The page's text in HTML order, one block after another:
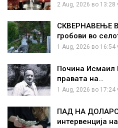
2 Aug, 2026 во 13:28
СКВЕРНАВЕЊЕ
гробови во
1 Aug, 2026 во 16:54
Почина Исмаил
правата на…
1 Aug, 2026 во 17:24
ПАД НА
интервенција